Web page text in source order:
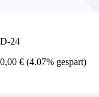
24
€ (4.07% gespart)